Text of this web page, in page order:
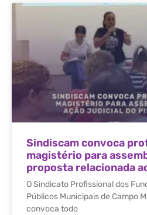
Sindiscam convoca
magistério para
proposta relacionada
O Sindicato Profissional dos
Públicos Municipais de Campo
convoca todo